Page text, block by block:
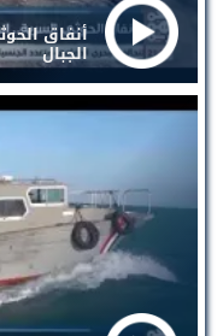
أنفاق
الجبال